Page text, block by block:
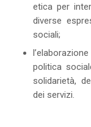
etica per
diverse
sociali;
politica
solidarietà,
dei servizi.